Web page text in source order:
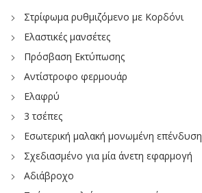
Στρίφωμα ρυθμιζόμενο με Κορδόνι
Ελαστικές μανσέτες
Πρόσβαση Εκτύπωσης
Αντίστροφο φερμουάρ
Ελαφρύ
3 τσέπες
Εσωτερική μαλακή μονωμένη επένδυση
Σχεδιασμένο για μία άνετη εφαρμογή
Αδιάβροχο